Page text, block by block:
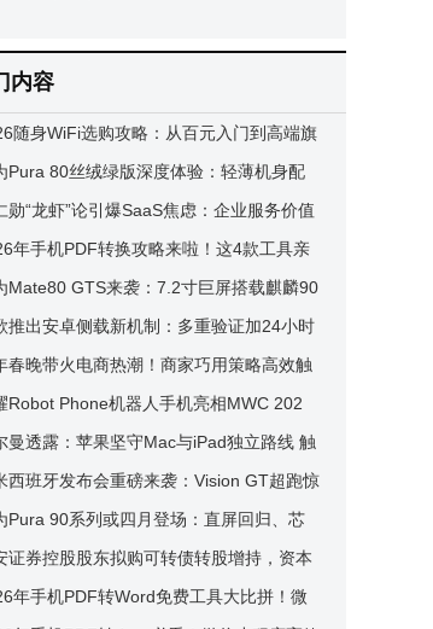
内容
随身WiFi选购攻略：从百元入门到高端旗
性价比之选全解析
Pura 80丝绒绿版深度体验：轻薄机身配
影像，4000元档值吗？
勋“龙虾”论引爆SaaS焦虑：企业服务价值
与新生态机遇
年手机PDF转换攻略来啦！这4款工具亲
用，尤其这款小程序封神
Mate80 GTS来袭：7.2寸巨屏搭载麒麟90
，内置风扇性能强劲！
推出安卓侧载新机制：多重验证加24小时
期保障安全
春晚带火电商热潮！商家巧用策略高效触
丝促销量攀升
Robot Phone机器人手机亮相MWC 202
特设计+智能功能抢先看
曼透露：苹果坚守Mac与iPad独立路线 触
Pro及可折叠iPad或将来袭
西班牙发布会重磅来袭：Vision GT超跑惊
相，17 Ultra徕卡版新配色登场
Pura 90系列或四月登场：直屏回归、芯
级，影像旗舰再进化
证券控股股东拟购可转债转股增持，资本
与业绩增长齐头并进
年手机PDF转Word免费工具大比拼！微